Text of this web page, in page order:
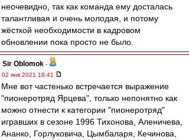
неочевидно, так как команда ему досталась
талантливая и очень молодая, и потому
жёсткой необходимости в кадровом
обновлении пока просто не было.
Sir Oblomok -
02 янв 2021 18:41
Мне вот частенько встречается выражение
"пионеротряд Ярцева", только непонятно как
можно отнести к категории "пионеротряд"
игравших в сезоне 1996 Тихонова, Аленичева,
Ананко, Горлуковича, Цымбаларя, Кечинова,